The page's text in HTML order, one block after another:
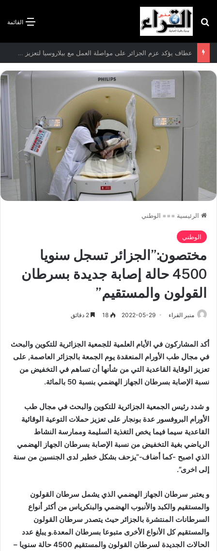
القائمة بحث عن
سعيود يشدد على إلزامية استكمال جميع عمليات تعويض متضرري حرائق الغابات قبل نهاية شهر أوت
الرئيسية === الوطني
الوطني
مختصون:”الجزائر تسجل سنويا
4500 حالة إصابة جديدة بسرطان
القولون والمستقيم”
منبر القراء 2022-05-29
18
أكد المشاركون في الأيام العلمية للجمعية الجزائرية للتكوين والبحث
في مجال طب الأورام المنعقدة يوم الجمعة بالجزائر العاصمة, على
تعزيز الوقاية القاعدية التي من شأنها أن تساهم في التخفيض من
نسبة الإصابة بسرطان الجهاز الهضمي بنسبة 50 بالمائة.
و شدد رئيس الجمعية الجزائرية للتكوين والبحث في مجال طب
الأورام البروفسور عدة بونجار على تعزيز حملات التوعية الوقائية
القاعدية سيما فيما يخص التغذية السليمة وممارسة النشاط
الرياضي بغية التخفيض من نسبة الإصابة بسرطان الجهاز الهضمي
الذي اصبح -كما أضاف-“يزحف بشكل خطير لدى الجنسين من سنة
إلى اخرى”.
و يعتبر سرطان الجهاز الهضمي الذي يشمل سرطان القولون
والمستقيم والكبد والأنبوب الهضمي والبنكرياس من أكثر أنواع
السرطانات المنتشرة بالجزائر حيث يتصدر سرطان القولون
والمستقيم كل الأنواع الأخرى متبوعا بسرطان المعدة.و يبلغ عدد
الحالات الجديدة لسرطان القولون والمستقيم 4500 حالة سنويا –